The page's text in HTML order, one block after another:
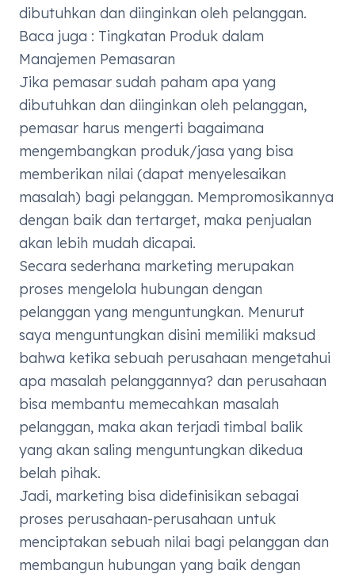
dibutuhkan dan diinginkan oleh pelanggan.
Baca juga : Tingkatan Produk dalam
Manajemen Pemasaran
Jika pemasar sudah paham apa yang
dibutuhkan dan diinginkan oleh pelanggan,
pemasar harus mengerti bagaimana
mengembangkan produk/jasa yang bisa
memberikan nilai (dapat menyelesaikan
masalah) bagi pelanggan. Mempromosikannya
dengan baik dan tertarget, maka penjualan
akan lebih mudah dicapai.
Secara sederhana marketing merupakan
proses mengelola hubungan dengan
pelanggan yang menguntungkan. Menurut
saya menguntungkan disini memiliki maksud
bahwa ketika sebuah perusahaan mengetahui
apa masalah pelanggannya? dan perusahaan
bisa membantu memecahkan masalah
pelanggan, maka akan terjadi timbal balik
yang akan saling menguntungkan dikedua
belah pihak.
Jadi, marketing bisa didefinisikan sebagai
proses perusahaan-perusahaan untuk
menciptakan sebuah nilai bagi pelanggan dan
membangun hubungan yang baik dengan